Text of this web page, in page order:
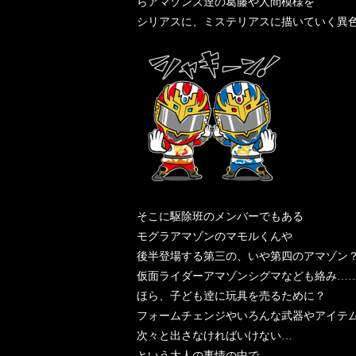
シリアスに、ミステリアスに描いていく異
そこに駆除班のメンバーでもある
モグラアマゾンのマモルくんや
後半登場する第三の、いや第四のアマゾン？
仮面ライダーアマゾンシグマなども絡み
ほら、子ども逹に玩具を売るために？
フォームチェンジやいろんな武器やアイテ
次々と出さなければいけない…